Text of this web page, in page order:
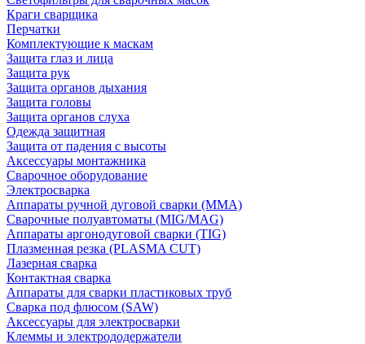
Краги сварщика
Перчатки
Комплектующие к маскам
Защита глаз и лица
Защита рук
Защита органов дыхания
Защита головы
Защита органов слуха
Одежда защитная
Защита от падения с высоты
Аксессуары монтажника
Сварочное оборудование
Электросварка
Аппараты ручной дуговой сварки (MMA)
Сварочные полуавтоматы (MIG/MAG)
Аппараты аргонодуговой сварки (TIG)
Плазменная резка (PLASMA CUT)
Лазерная сварка
Контактная сварка
Аппараты для сварки пластиковых труб
Сварка под флюсом (SAW)
Аксессуары для электросварки
Клеммы и электрододержатели